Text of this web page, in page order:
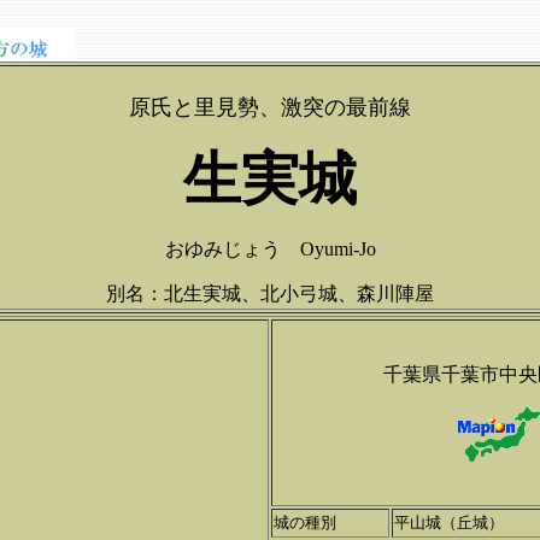
原氏と里見勢、激突の最前線
生実城
おゆみじょう Oyumi-Jo
別名：北生実城、北小弓城、森川陣屋
千葉県千葉市中
城の種別 平山城（丘城）